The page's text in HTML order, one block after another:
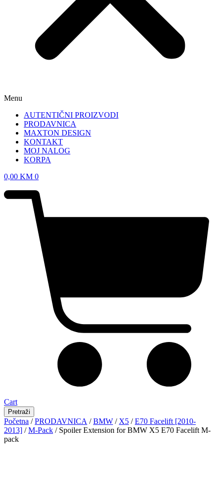
Menu
AUTENTIČNI PROIZVODI
PRODAVNICA
MAXTON DESIGN
KONTAKT
MOJ NALOG
KORPA
0,00 KM 0
Cart
Pretraži
Početna /PRODAVNICA /BMW / X5 /E70 Facelift [2010-
2013] /M-Pack / Spoiler Extension for BMW X5 E70 Facelift M-
pack